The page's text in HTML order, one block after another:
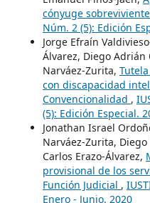
cónyuge sobreviviente
Núm. 2 (5): Edición
Jorge Efraín
Álvarez, Diego Adrián
Narváez-Zurita,
con discapacidad
Convencionalidad ,
(5): Edición Especial.
Jonathan Israel
Narváez-Zurita,
Carlos Erazo-Álvarez,
provisional de los
Función Judicial ,
Enero - Junio. 2020